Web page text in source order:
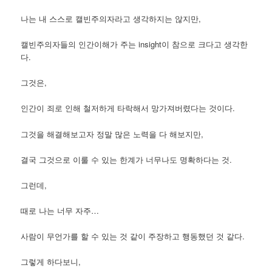
나는 내 스스로 캘빈주의자라고 생각하지는 않지만,
캘빈주의자들의 인간이해가 주는 insight이 참으로 크다고 생각한
다.
그것은,
인간이 죄로 인해 철저하게 타락해서 망가져버렸다는 것이다.
그것을 해결해보고자 정말 많은 노력을 다 해보지만,
결국 그것으로 이룰 수 있는 한계가 너무나도 명확하다는 것.
그런데,
때로 나는 너무 자주…
사람이 무언가를 할 수 있는 것 같이 주장하고 행동했던 것 같다.
그렇게 하다보니,